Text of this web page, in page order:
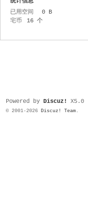
已用空间
0 B
宅币
16 个
Powered by Discuz! X5.0
© 2001-2026 Discuz! Team.